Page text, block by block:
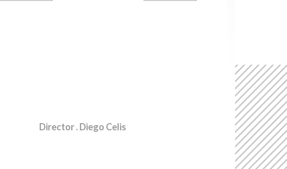
Director. Diego Celis